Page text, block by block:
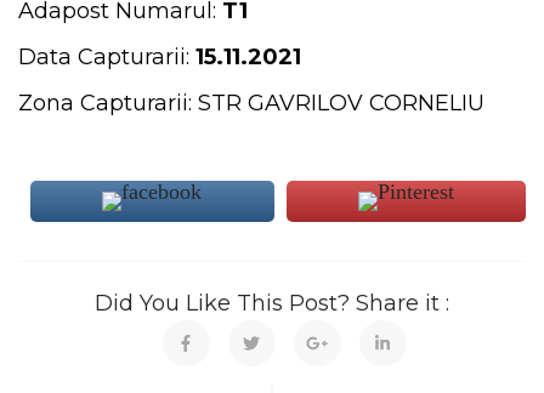
Adapost Numarul: T1
Data Capturarii: 15.11.2021
Zona Capturarii: STR GAVRILOV CORNELIU
Did You Like This Post? Share it :